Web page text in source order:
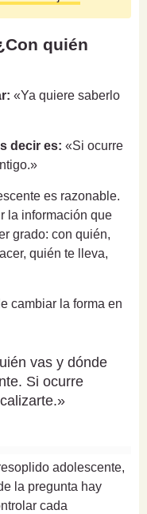
quién
«Ya quiere saberlo
decir es: «Si ocurre
es razonable.
la información que
grado: con quién,
quién te lleva,
cambiar la forma en
vas y dónde
Si ocurre
adolescente,
la pregunta hay
cada